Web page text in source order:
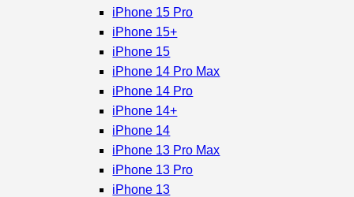
iPhone 15 Pro
iPhone 15+
iPhone 15
iPhone 14 Pro Max
iPhone 14 Pro
iPhone 14+
iPhone 14
iPhone 13 Pro Max
iPhone 13 Pro
iPhone 13